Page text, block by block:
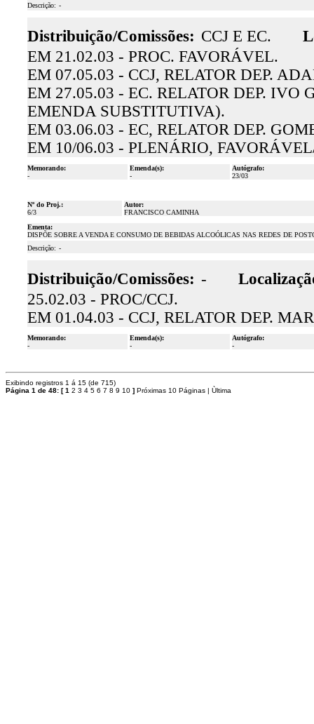
Descrição: -
Distribuição/Comissões: CCJ E EC.
EM 21.02.03 - PROC. FAVORÁVEL.
EM 07.05.03 - CCJ, RELATOR DEP.
EM 27.05.03 - EC. RELATOR DEP. IVO
EMENDA SUBSTITUTIVA).
EM 03.06.03 - EC, RELATOR DEP.
EM 10/06.03 - PLENÁRIO,
Memorando:
-
Emenda(s):
-
Autógrafo:
23/03
Nº do Proj.:
6/3
Autor:
FRANCISCO CAMINHA
Ementa:
DISPÕE SOBRE A VENDA E CONSUMO DE BEBIDAS ALCOÓLICAS NAS REDES DE
Descrição: -
Distribuição/Comissões: -
25.02.03 - PROC/CCJ.
EM 01.04.03 - CCJ, RELATOR DEP.
Memorando:
-
Emenda(s):
-
Autógrafo:
-
Exibindo registros 1 á 15 (de 715)
Página 1 de 48: [1 2 3 4 5 6 7 8 9 10 ] Próximas 10 Páginas | Ùltima